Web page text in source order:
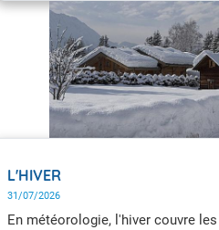
d’altitude, en plaine, on rencontre
neige dès la deuxième quinzaine
mars ou avril, parfois même au
L'HIVER
31/07/2026
En météorologie, l'hiver couvre